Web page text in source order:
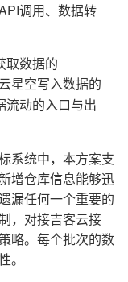
调用、数据转
取数据的
星空写入数据的
流动的入口与出
系统中，本方案支
增仓库信息能够迅
漏任何一个重要的
，对接吉客云接
略。每个批次的数
。